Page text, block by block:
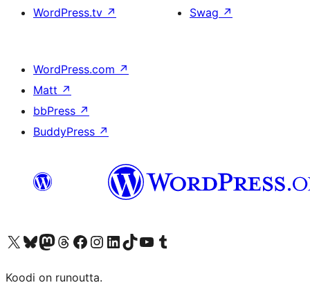
WordPress.tv ↗
Swag ↗
WordPress.com ↗
Matt ↗
bbPress ↗
BuddyPress ↗
Visit our X (formerly Twitter) account
Visit our Bluesky account
Visit our Mastodon account
Visit our Threads account
Visit our Facebook page
Visit our Instagram account
Visit our LinkedIn account
Visit our TikTok account
Näytä YouTube-kanava
Visit our Tumblr account
Koodi on runoutta.